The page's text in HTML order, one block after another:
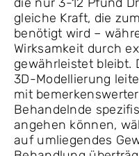
gleiche Kraft, die
benötigt wird –
Wirksamkeit durch
gewährleistet bleibt.
3D-Modellierung
mit
Behandelnde
angehen können,
auf umliegendes